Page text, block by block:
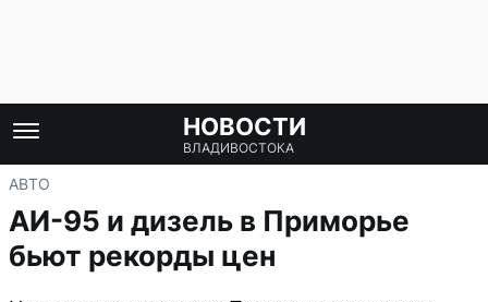
НОВОСТИ
ВЛАДИВОСТОКА
АВТО
АИ-95 и дизель в Приморье
бьют рекорды цен